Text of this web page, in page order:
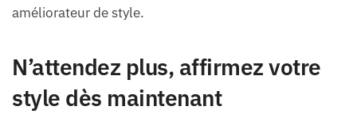
améliorateur de style.
N’attendez plus, affirmez votre
style dès maintenant